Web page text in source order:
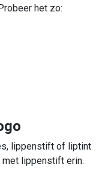
het zo:
lippenstift of liptint
met lippenstift erin.